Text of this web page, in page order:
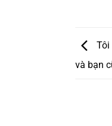
Tôi
và bạn